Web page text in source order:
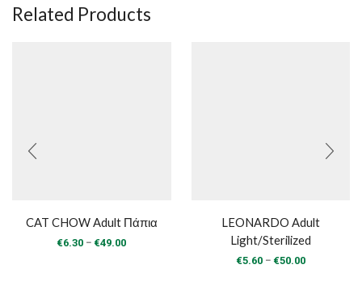
Related Products
CAT CHOW Adult Πάπια
€6.30 – €49.00Price
LEONARDO Adult
Light/Sterilized
€5.60 – €50.00Price